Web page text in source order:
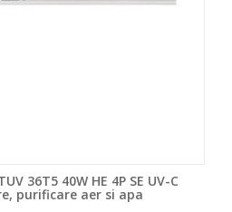
36T5 40W HE 4P SE UV-C
purificare aer si apa